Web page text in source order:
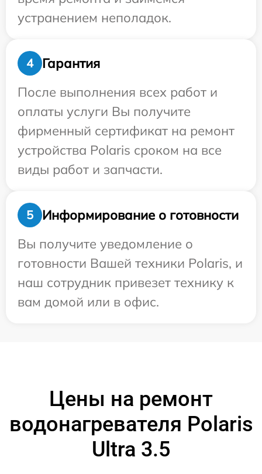
устранением неполадок.
4
Гарантия
После выполнения всех работ и
оплаты услуги Вы получите
фирменный сертификат на ремонт
устройства Polaris сроком на все
виды работ и запчасти.
5
Информирование о готовности
Вы получите уведомление о
готовности Вашей техники Polaris, и
наш сотрудник привезет технику к
вам домой или в офис.
Цены на ремонт
водонагревателя Polaris
Ultra 3.5